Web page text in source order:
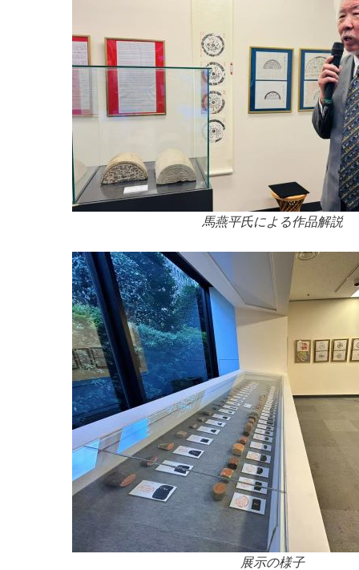
馬燕平氏による作品解説
展示の様子